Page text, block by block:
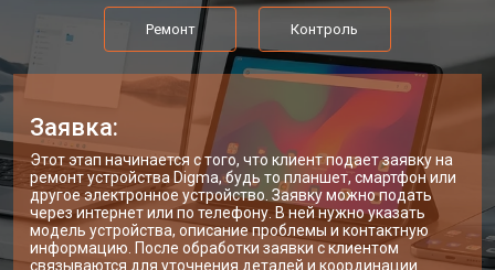
Ремонт Контроль
Заявка:
Этот этап начинается с того, что клиент подает заявку на
ремонт устройства Digma, будь то планшет, смартфон или
другое электронное устройство. Заявку можно подать
через интернет или по телефону. В ней нужно указать
модель устройства, описание проблемы и контактную
информацию. После обработки заявки с клиентом
связываются для уточнения деталей и координации